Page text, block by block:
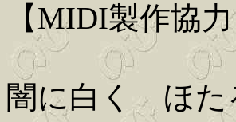
【MIDI製作協
闇に白く ほた